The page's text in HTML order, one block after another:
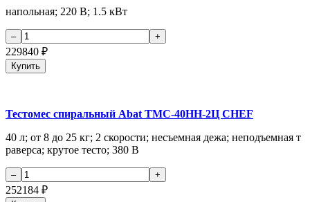
напольная; 220 В; 1.5 кВт
229840 ₽
Купить
Тестомес спиральный Abat ТМС-40НН-2Ц CHEF
40 л; от 8 до 25 кг; 2 скорости; несъемная дежа; неподъемная т
раверса; крутое тесто; 380 В
252184 ₽